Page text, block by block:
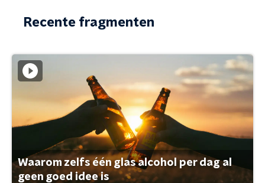
Recente fragmenten
Waarom zelfs één glas alcohol per dag al
geen goed idee is